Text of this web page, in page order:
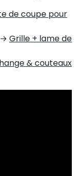
de coupe pour
→ Grille + lame de
& couteaux